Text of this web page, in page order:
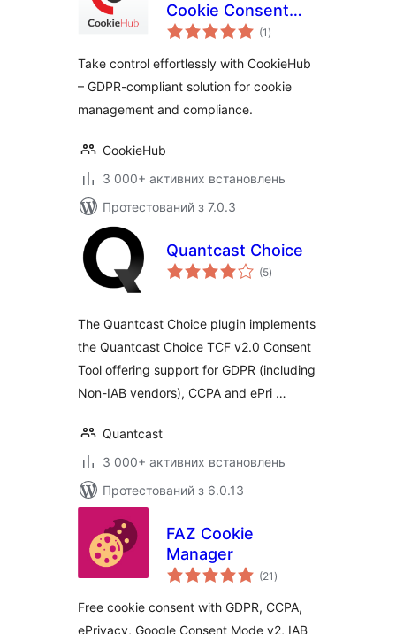
Cookie Consent
Banner (DSGVO,
GDPR compliance)
(1 загальний
рейтинг
)
Take control effortlessly with CookieHub
– GDPR-compliant solution for cookie
management and compliance.
CookieHub
3 000+ активних встановлень
Протестований з 7.0.3
Quantcast Choice
(5загальний
рейтинг
)
The Quantcast Choice plugin implements
the Quantcast Choice TCF v2.0 Consent
Tool offering support for GDPR (including
Non-IAB vendors), CCPA and ePri …
Quantcast
3 000+ активних встановлень
Протестований з 6.0.13
FAZ Cookie
Manager
(21 загальний
рейтинг
)
Free cookie consent with GDPR, CCPA,
ePrivacy, Google Consent Mode v2, IAB